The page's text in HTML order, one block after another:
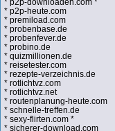
* p2p-heute.com
* premiload.com
* probenbase.de
* probenfever.de
* probino.de
* quizmillionen.de
* reisetester.com
* rezepte-verzeichnis.de
* rotlichtvz.com
* rotlichtvz.net
* routenplanung-heute.com
* schnelle-treffen.de
* sexy-flirten.com *
* sicherer-download.com